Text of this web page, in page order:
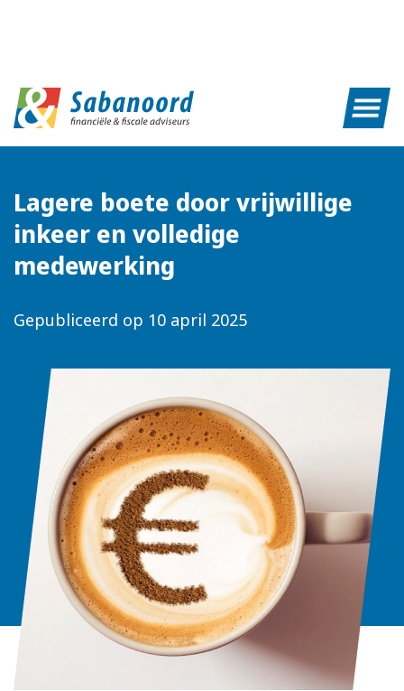
Lagere boete door vrijwillige
inkeer en volledige
medewerking
Gepubliceerd op 10 april 2025